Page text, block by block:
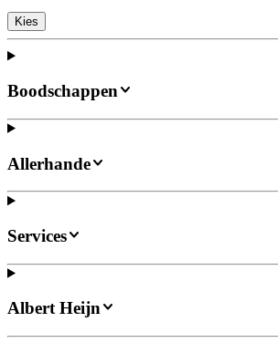
Kies
Boodschappen
Allerhande
Services
Albert Heijn